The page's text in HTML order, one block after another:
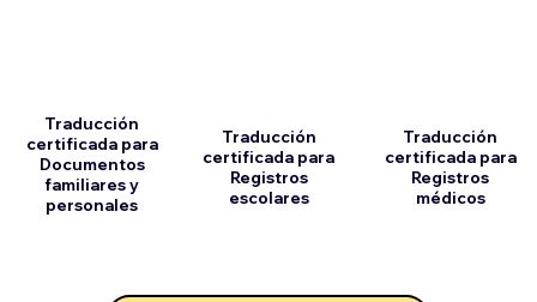
Traducción
certificada para
Documentos
familiares y
personales
Traducción
certificada para
Registros
escolares
Traducción
certificada para
Registros
médicos